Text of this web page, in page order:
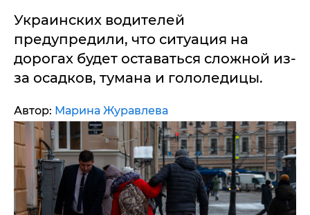
Украинских водителей
предупредили, что ситуация на
дорогах будет оставаться сложной из-
за осадков, тумана и гололедицы.
Автор: Марина Журавлева